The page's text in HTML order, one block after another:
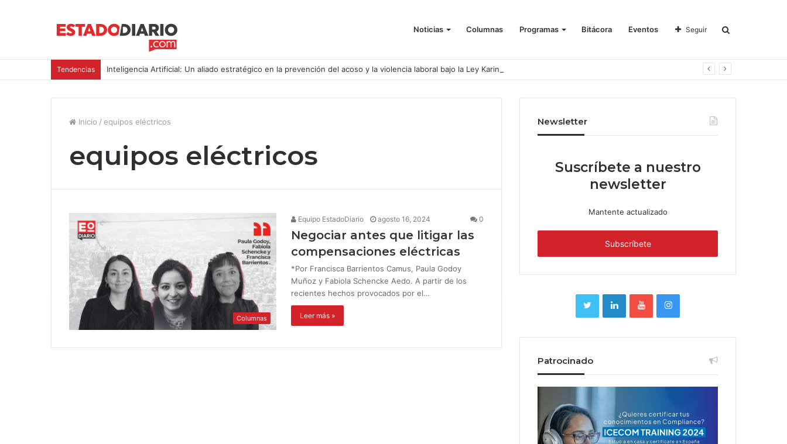
Noticias Columnas Programas Bitácora Eventos Seguir
Tendencias Inteligencia Artificial: Un aliado estratégico en la prevención del acoso y la violencia laboral bajo la Ley Karin
Inicio / equipos eléctricos
equipos eléctricos
Columnas
Equipo EstadoDiario agosto 16, 2024 0
Negociar antes que litigar las
compensaciones eléctricas
*Por Francisca Barrientos Camus, Paula Godoy
Muñoz y Fabiola Schencke Aedo. A partir de los
recientes hechos provocados por el…
Leer más »
Newsletter
Suscríbete a nuestro
newsletter
Mantente actualizado
Patrocinado